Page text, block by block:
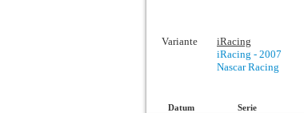
Variante
iRacing
iRacing - 2007
Nascar Racing
Datum Serie